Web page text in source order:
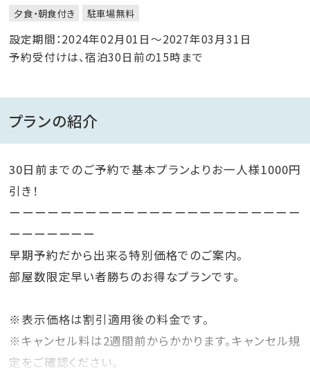
夕食・朝食付き 駐車場無料
設定期間：2024年02月01日～2027年03月31日
予約受付けは、宿泊30日前の15時まで
プランの紹介
30日前までのご予約で基本プランよりお一人様1000円
引き！
ーーーーーーーーーーーーーーーーーーーーーーー
ーーーーーーー
早期予約だから出来る特別価格でのご案内。
部屋数限定早い者勝ちのお得なプランです。
※表示価格は割引適用後の料金です。
※キャンセル料は2週間前からかかります。キャンセル規
定をご確認ください。